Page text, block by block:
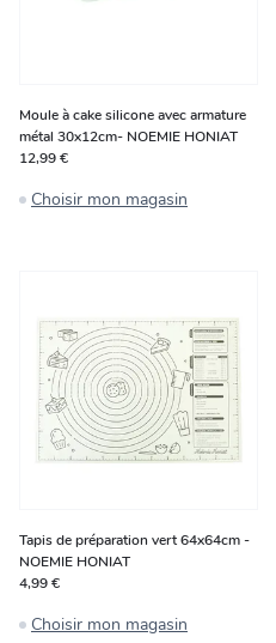
Moule à cake silicone avec armature
métal 30x12cm- NOEMIE HONIAT
12,99 €
Choisir mon magasin
Tapis de préparation vert 64x64cm -
NOEMIE HONIAT
4,99 €
Choisir mon magasin